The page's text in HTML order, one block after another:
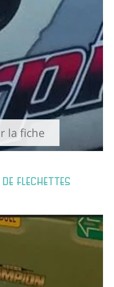
la fiche
FLECHETTES